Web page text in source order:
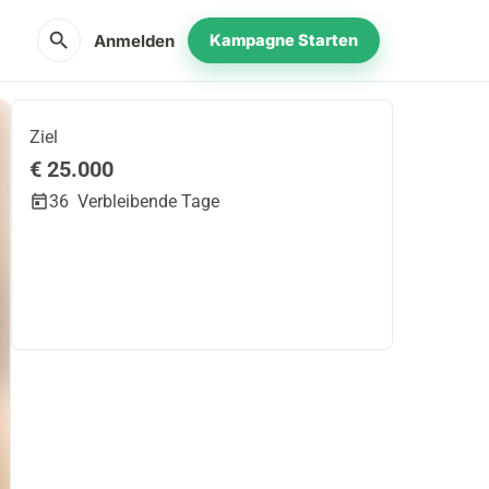
search Anmelden Kampagne Starten
Ziel
€ 25.000
36 Verbleibende Tage